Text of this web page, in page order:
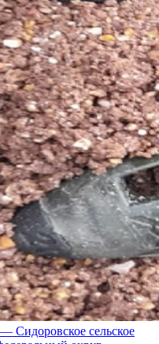
Сидоровское сельское